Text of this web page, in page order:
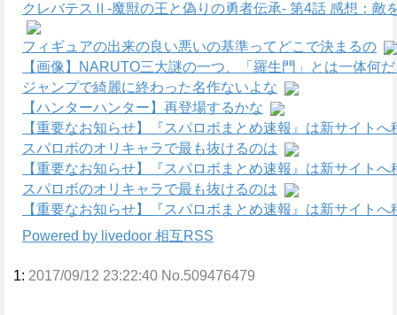
クレバテスⅡ-魔獣の王と偽りの勇者伝承- 第4話 感想：敵
フィギュアの出来の良い悪いの基準ってどこで決まるの
【画像】NARUTO三大謎の一つ、「羅生門」とは一体何
ジャンプで綺麗に終わった名作ないよな
【ハンターハンター】再登場するかな
【重要なお知らせ】『スパロボまとめ速報』は新サイトへ
スパロボのオリキャラで最も抜けるのは
【重要なお知らせ】『スパロボまとめ速報』は新サイトへ
スパロボのオリキャラで最も抜けるのは
【重要なお知らせ】『スパロボまとめ速報』は新サイトへ
Powered by livedoor 相互RSS
1: 2017/09/12 23:22:40 No.509476479